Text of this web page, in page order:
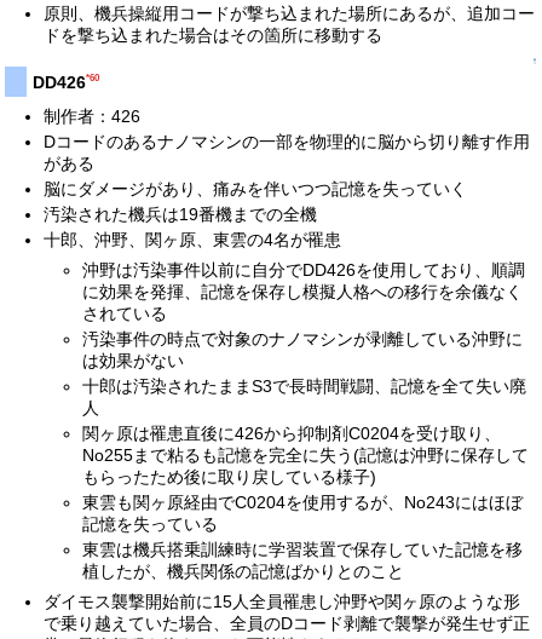
原則、機兵操縦用コードが撃ち込まれた場所にあるが、追加コー
ドを撃ち込まれた場合はその箇所に移動する
↑
DD426*60
制作者：426
Dコードのあるナノマシンの一部を物理的に脳から切り離す作用
がある
脳にダメージがあり、痛みを伴いつつ記憶を失っていく
汚染された機兵は19番機までの全機
十郎、沖野、関ヶ原、東雲の4名が罹患
沖野は汚染事件以前に自分でDD426を使用しており、順調
に効果を発揮、記憶を保存し模擬人格への移行を余儀なく
されている
汚染事件の時点で対象のナノマシンが剥離している沖野に
は効果がない
十郎は汚染されたままS3で長時間戦闘、記憶を全て失い廃
人
関ヶ原は罹患直後に426から抑制剤C0204を受け取り、
No255まで粘るも記憶を完全に失う(記憶は沖野に保存して
もらったため後に取り戻している様子)
東雲も関ヶ原経由でC0204を使用するが、No243にはほぼ
記憶を失っている
東雲は機兵搭乗訓練時に学習装置で保存していた記憶を移
植したが、機兵関係の記憶ばかりとのこと
ダイモス襲撃開始前に15人全員罹患し沖野や関ヶ原のような形
で乗り越えていた場合、全員のDコード剥離で襲撃が発生せず正